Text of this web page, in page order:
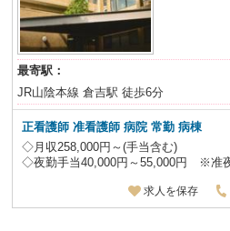
最寄駅：
JR山陰本線 倉吉駅 徒歩6分
正看護師 准看護師 病院 常勤 病棟
◇月収258,000円～(手当含む)
◇夜勤手当40,000円～55,000円 ※准
求人を保存